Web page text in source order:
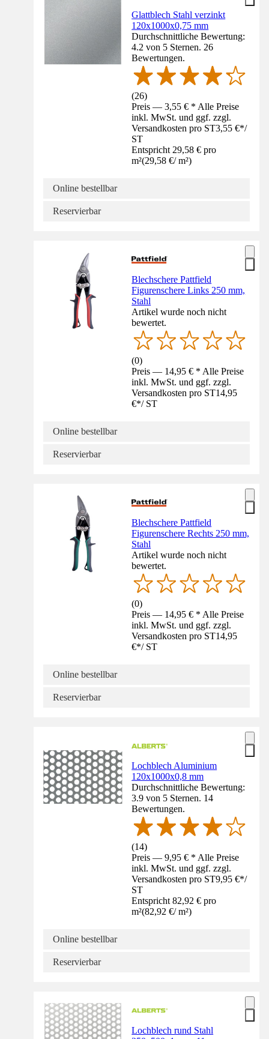
Glattblech Stahl verzinkt
120x1000x0,75 mm
Durchschnittliche Bewertung:
4.2 von 5 Sternen. 26
Bewertungen.
(26)
Preis — 3,55 € * Alle Preise
inkl. MwSt. und ggf. zzgl.
Versandkosten pro ST3,55 €*/
ST
Entspricht 29,58 € pro
m²(29,58 €/ m²)
Online bestellbar
Reservierbar
Blechschere Pattfield
Figurenschere Links 250 mm,
Stahl
Artikel wurde noch nicht
bewertet.
(0)
Preis — 14,95 € * Alle Preise
inkl. MwSt. und ggf. zzgl.
Versandkosten pro ST14,95
€*/ ST
Online bestellbar
Reservierbar
Blechschere Pattfield
Figurenschere Rechts 250 mm,
Stahl
Artikel wurde noch nicht
bewertet.
(0)
Preis — 14,95 € * Alle Preise
inkl. MwSt. und ggf. zzgl.
Versandkosten pro ST14,95
€*/ ST
Online bestellbar
Reservierbar
Lochblech Aluminium
120x1000x0,8 mm
Durchschnittliche Bewertung:
3.9 von 5 Sternen. 14
Bewertungen.
(14)
Preis — 9,95 € * Alle Preise
inkl. MwSt. und ggf. zzgl.
Versandkosten pro ST9,95 €*/
ST
Entspricht 82,92 € pro
m²(82,92 €/ m²)
Online bestellbar
Reservierbar
Lochblech rund Stahl